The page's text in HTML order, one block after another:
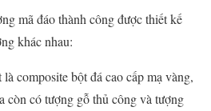
mã đáo thành công được thiết kế
khác nhau:
composite bột đá cao cấp mạ vàng,
còn có tượng gỗ thủ công và tượng